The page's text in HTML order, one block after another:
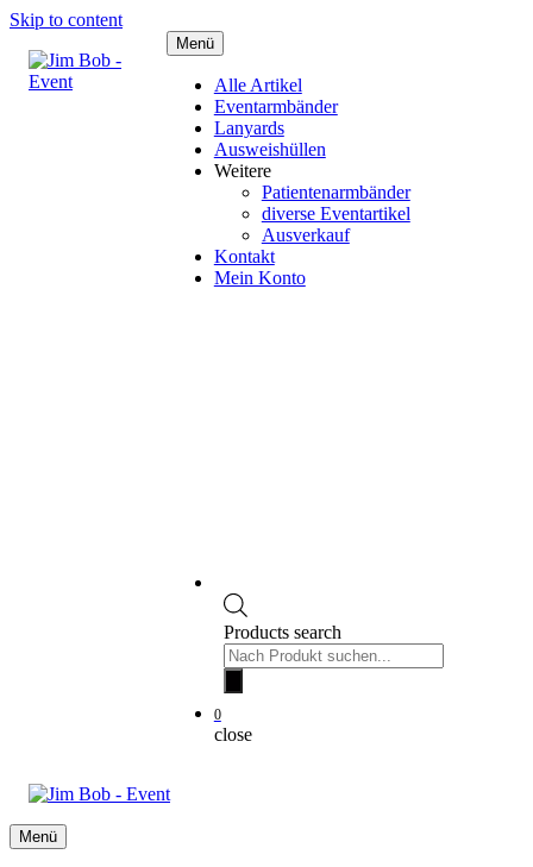
Skip to content
Menü
Alle Artikel
Eventarmbänder
Lanyards
Ausweishüllen
Weitere
Patientenarmbänder
diverse Eventartikel
Ausverkauf
Kontakt
Mein Konto
Products search
0
close
Menü